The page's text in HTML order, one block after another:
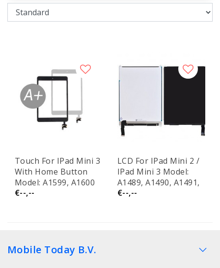
Touch For IPad Mini 3
With Home Button
Model: A1599, A1600
€--,--
LCD For IPad Mini 2 /
IPad Mini 3 Model:
A1489, A1490, A1491,
A1599, A1600
€--,--
Mobile Today B.V.